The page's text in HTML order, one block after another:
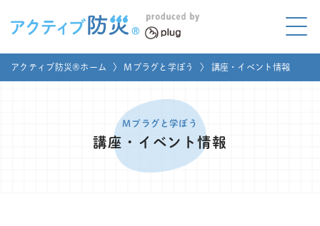
アクティブ防災とは?
家庭でやってみよう
アクティブ防災®ホーム 〉 Mプラグと学ぼう 〉 講座・イベント情報
Mプラグと学ぼう
講座・イベント情報